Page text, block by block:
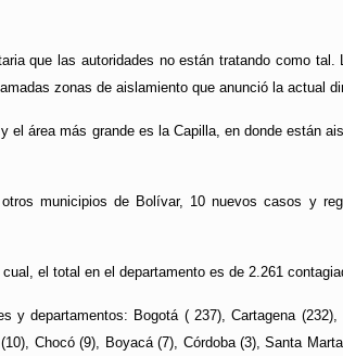
que las autoridades no están tratando como tal.
zonas de aislamiento que anunció la actual
área más grande es la Capilla, en donde están
municipios de Bolívar, 10 nuevos casos y
el total en el departamento es de 2.261
departamentos: Bogotá ( 237), Cartagena (232),
Chocó (9), Boyacá (7), Córdoba (3), Santa